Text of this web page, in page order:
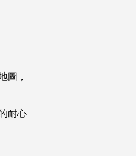
圖，
耐心